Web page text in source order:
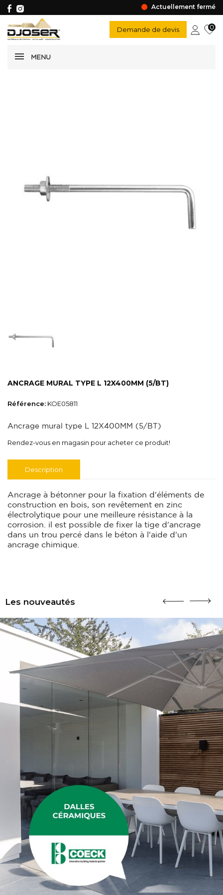
Actuellement fermé
MENU
Demande de devis 0
ANCRAGE MURAL TYPE L 12X400MM (5/BT)
Référence: KOE05811
Ancrage mural type L 12X400MM (5/BT)
Rendez-vous en magasin pour acheter ce produit!
Description
Ancrage à bétonner pour la fixation d'éléments de
construction en bois, son revêtement en zinc
électrolytique pour une meilleure résistance à la
corrosion. il est possible de fixer la tige d'ancrage
dans un trou percé dans le béton à l'aide d'un
ancrage chimique.
Les nouveautés